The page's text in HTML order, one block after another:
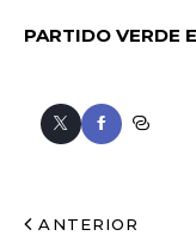
PARTIDO VERDE
ANTERIOR